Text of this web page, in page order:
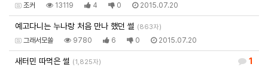
조커 13119 4 0 2015.07.20
예고다니는 누나랑 처음 만나 했던 썰 (863자)
그래서모쏠 9780 6 0 2015.07.20
1
새터민 따먹은 썰 (1,825자)